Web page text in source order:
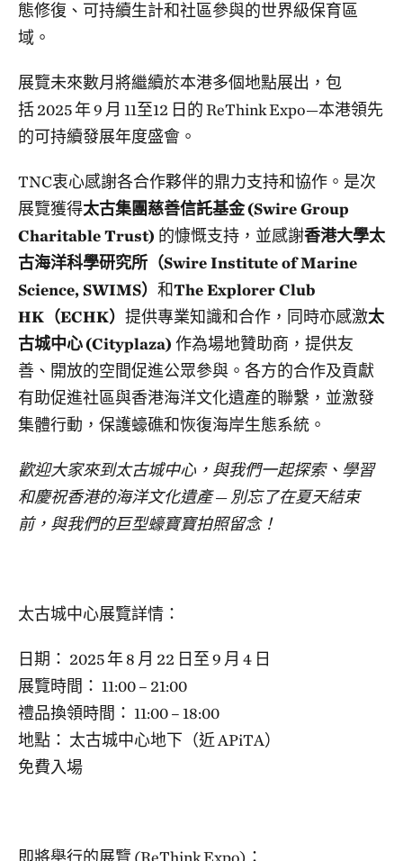
態修復、可持續生計和社區參與的世界級保育區
域。
展覽未來數月將繼續於本港多個地點展出，包
括 2025 年 9 月 11至12 日的 ReThink Expo—本港領先
的可持續發展年度盛會。
TNC衷心感謝各合作夥伴的鼎力支持和協作。是次
展覽獲得太古集團慈善信託基金(Swire Group
Charitable Trust) 的慷慨支持，並感謝香港大學太
古海洋科學研究所（Swire Institute of Marine
Science, SWIMS） 和The Explorer Club
HK（ECHK） 提供專業知識和合作，同時亦感激太
古城中心(Cityplaza) 作為場地贊助商，提供友
善、開放的空間促進公眾參與。各方的合作及貢獻
有助促進社區與香港海洋文化遺產的聯繫，並激發
集體行動，保護蠔礁和恢復海岸生態系統。
歡迎大家來到太古城中心，與我們一起探索、學習
和慶祝香港的海洋文化遺產— 別忘了在夏天結束
前，與我們的巨型蠔寶寶拍照留念！
太古城中心展覽詳情：
日期： 2025 年 8 月 22 日至 9 月 4 日
展覽時間： 11:00 – 21:00
禮品換領時間： 11:00 – 18:00
地點： 太古城中心地下（近 APiTA）
免費入場
即將舉行的展覽 (ReThink Expo)：